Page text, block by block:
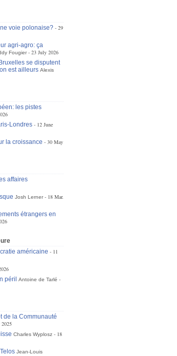
voie polonaise?
29
agri-agro: ça
Fougier
23 July 2026
se disputent
est ailleurs Alexis
les pistes
Londres
12 June
la croissance
30 May
affaires
Josh Lerner
18 Mar.
étrangers en
américaine
11
péril
Antoine de Tarlé
de la Communauté
Charles Wyplosz
18
Jean-Louis